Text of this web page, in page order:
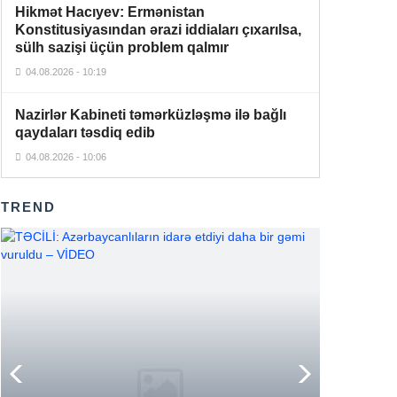
21:16
Zelenski prezident kimi ilk dəfə
Serbiyaya səfər edib
Aİ-nin genişlənməsi sual altındadır –
Ukrayna məsələsi İtaliyada siyasi
parçalanmanı dərinləşdirir –
“Bandotdel” İlqar Həmidovu həbs
etdi
Azərbaycanəsilli Emil Əliyev Rusiya
Minifutbol Assosiasiyasının
18:47
Süleyman Mikayılovun 10 illik
Hikmət Hacıyev: Ermənistan
Konstitusiyasından ərazi iddiaları çıxarılsa,
sülh sazişi üçün problem qalmır
04.08.2026 - 10:19
Nazirlər Kabineti təmərküzləşmə ilə bağlı
qaydaları təsdiq edib
04.08.2026 - 10:06
TREND